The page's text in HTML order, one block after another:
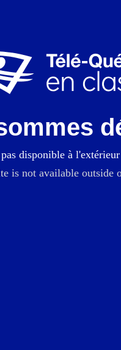
disponible à
is not available outside